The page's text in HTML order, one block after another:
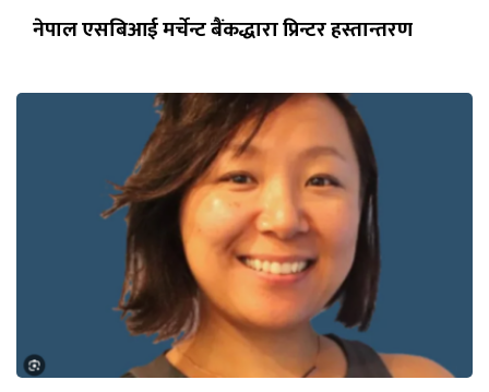
नेपाल एसबिआई मर्चेन्ट बैंकद्धारा प्रिन्टर हस्तान्तरण